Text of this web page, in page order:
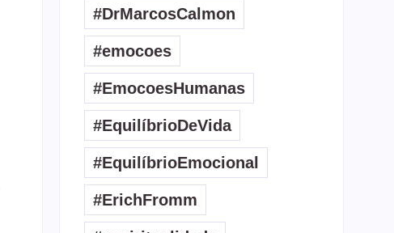
#DrMarcosCalmon
#emocoes
#EmocoesHumanas
#EquilíbrioDeVida
#EquilíbrioEmocional
#ErichFromm